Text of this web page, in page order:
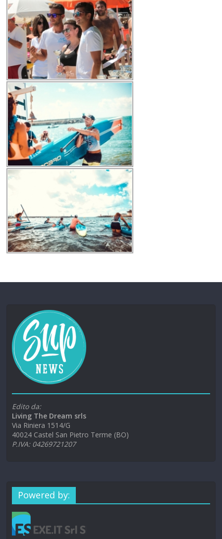
Edito da:
Living The Dream srls
Via Riniera 1514/G
40024 Castel San Pietro Terme (BO)
P.IVA: 04269721207
Powered by: